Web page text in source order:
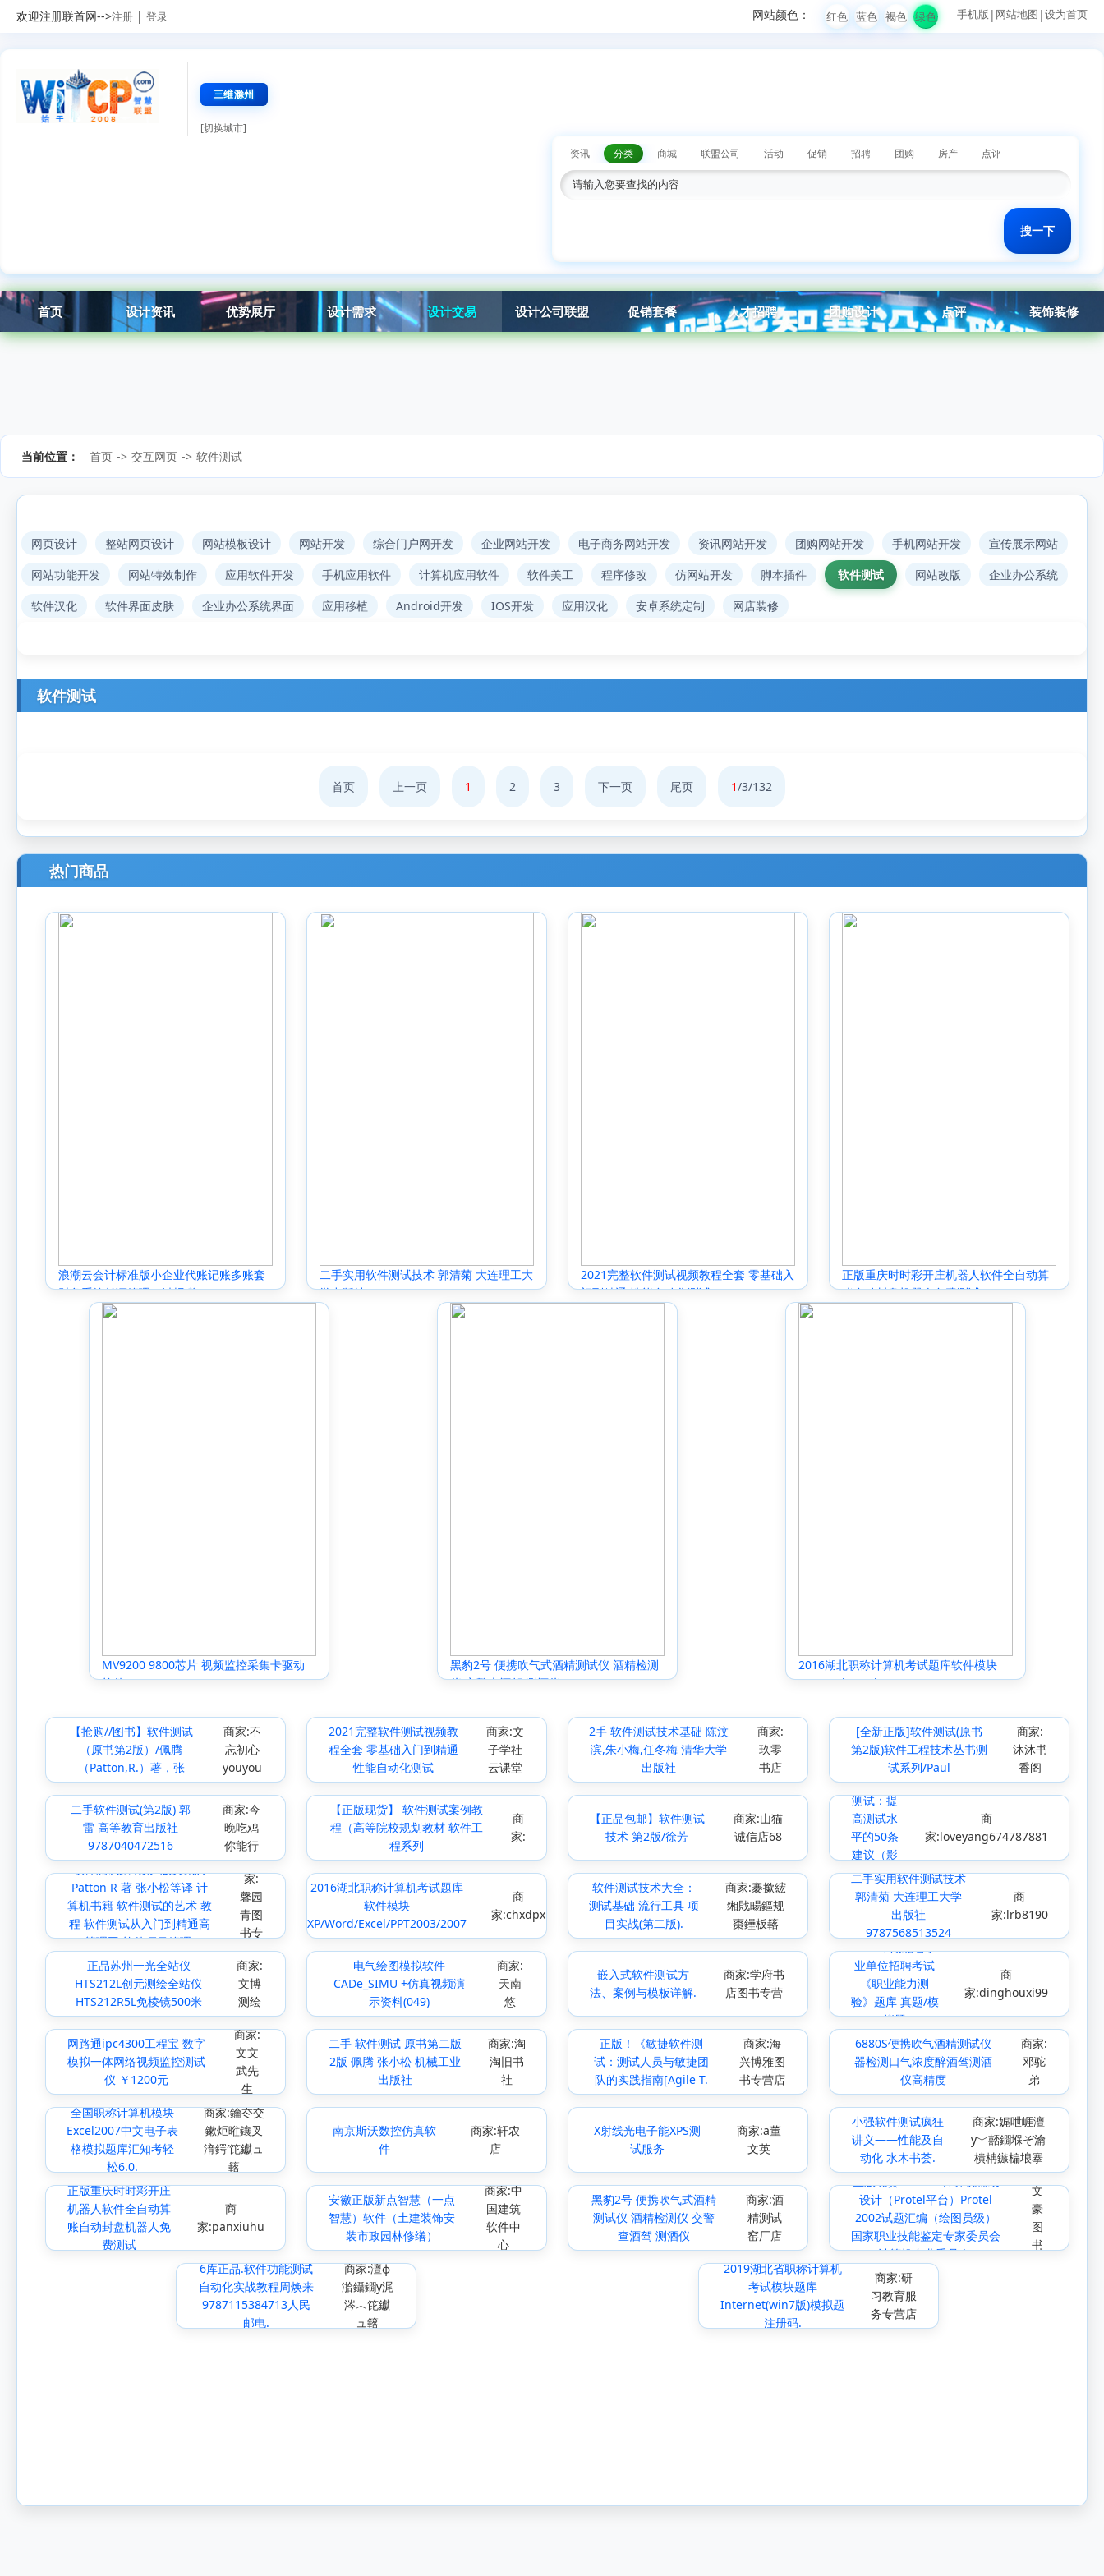
欢迎注册联首网-->注册 | 登录 手机版 | 网站地图 |设为首页
红色 蓝色 褐色 绿色
网站颜色：
三维滁州
[切换城市]
资讯
分类 商城 联盟公司 活动 促销 招聘 团购 房产 点评
首页 设计资讯 优势展厅 设计需求 设计交易 设计公司联盟 促销套餐 人才招聘 团购设计 点评 装饰装修
当前位置： 首页 -> 交互网页 -> 软件测试
网页设计 整站网页设计 网站模板设计 网站开发 综合门户网开发 企业网站开发 电子商务网站开发 资讯网站开发 团购网站开发 手机网站开发
宣传展示网站
网站功能开发
网站特效制作 应用软件开发 手机应用软件 计算机应用软件 软件美工 程序修改 仿网站开发 脚本插件 软件测试 网站改版
企业办公系统
软件汉化
软件界面皮肤 企业办公系统界面 应用移植 Android开发 IOS开发 应用汉化 安卓系统定制 网店装修
软件测试
首页 上一页 1 2 3 下一页 尾页 1/3/132
热门商品
浪潮云会计标准版小企业代账记账多账套
财务系统凭证管理一键报税
二手实用软件测试技术 郭清菊 大连理工大
学出版社 9787568513524
2021完整软件测试视频教程全套 零基础入
门到精通 性能自动化测试
正版重庆时时彩开庄机器人软件全自动算
账自动封盘机器人免费测试
MV9200 9800芯片 视频监控采集卡驱动
软件
黑豹2号 便携吹气式酒精测试仪 酒精检测
仪 交警查酒驾 测酒仪
2016湖北职称计算机考试题库软件模块
XP/Word/Excel/PPT2003/2007
【抢购//图书】软件测试
（原书第2版）/佩腾
（Patton,R.）著，张
商家:不
忘初心
youyou
2021完整软件测试视频教
程全套 零基础入门到精通
性能自动化测试
商家:文
子学社
云课堂
2手 软件测试技术基础 陈汶
滨,朱小梅,任冬梅 清华大学
出版社
商家:
玖零
书店
[全新正版]软件测试(原书
第2版)软件工程技术丛书测
试系列/Paul
商家:
沐沐书
香阁
二手软件测试(第2版) 郭
雷 高等教育出版社
9787040472516
商家:今
晚吃鸡
你能行
【正版现货】 软件测试案例教
程（高等院校规划教材 软件工
程系列
商
家:
【正品包邮】软件测试
技术 第2版/徐芳
商家:山猫
诚信店68
有效软件
测试：提
高测试水
平的50条
建议（影
印版）/el
商
家:loveyang674787881
软件测试原书第2版美佩腾
Patton R 著 张小松等译 计
算机书籍 软件测试的艺术 教
程 软件测试从入门到精通高
等理工 软件项目管理.
商
家:
馨园
青图
书专
营店
2016湖北职称计算机考试题库
软件模块
XP/Word/Excel/PPT2003/2007
商
家:chxdpx
软件测试技术大全：
测试基础 流行工具 项
目实战(第二版).
商家:褰撳綋
缃戝畼鏂规
棗鑸板簵
二手实用软件测试技术
郭清菊 大连理工大学
出版社
9787568513524
商
家:lrb8190
正品苏州一光全站仪
HTS212L创元测绘全站仪
HTS212R5L免棱镜500米
商家:
文博
测绘
电气绘图模拟软件
CADe_SIMU +仿真视频演
示资料(049)
商家:
天南
悠
嵌入式软件测试方
法、案例与模板详解.
商家:学府书
店图书专营
2015年湖北省事
业单位招聘考试
《职业能力测
验》题库 真题/模
拟题
商
家:dinghouxi99
网路通ipc4300工程宝 数字
模拟一体网络视频监控测试
仪 ￥1200元
商家:
文文
武先
生
二手 软件测试 原书第二版
2版 佩腾 张小松 机械工业
出版社
商家:淘
淘旧书
社
正版！《敏捷软件测
试：测试人员与敏捷团
队的实践指南[Agile T.
商家:海
兴博雅图
书专营店
6880S便携吹气酒精测试仪
器检测口气浓度醉酒驾测酒
仪高精度
商家:
邓驼
弟
全国职称计算机模块
Excel2007中文电子表
格模拟题库汇知考轻
松6.0.
商家:鑰冭交
鏉炬暀鑲叉
湇鍔′笓钀ュ
簵
南京斯沃数控仿真软
件
商家:轩农
店
X射线光电子能XPS测
试服务
商家:a董
文英
小强软件测试疯狂
讲义——性能及自
动化 水木书荟.
商家:娓呭崕澶
у﹀嚭鐗堢ぞ瀹
樻柟鏃楄埌搴
正版重庆时时彩开庄
机器人软件全自动算
账自动封盘机器人免
费测试
商
家:panxiuhu
安徽正版新点智慧（一点
智慧）软件（土建装饰安
装市政园林修缮）
商家:中
国建筑
软件中
心
黑豹2号 便携吹气式酒精
测试仪 酒精检测仪 交警
查酒驾 测酒仪
商家:酒
精测试
窑厂店
正版现货 CX5083计算机辅助
设计（Protel平台）Protel
2002试题汇编（绘图员级）
国家职业技能鉴定专家委员会
计算机专业委员会.
商
家:
文
豪
图
书
6库正品.软件功能测试
自动化实战教程周焕来
9787115384713人民
邮电.
商家:澶ф
湁鑷鐗у浘
涔︿笓钀
ュ簵
2019湖北省职称计算机
考试模块题库
Internet(win7版)模拟题
注册码.
商家:研
习教育服
务专营店